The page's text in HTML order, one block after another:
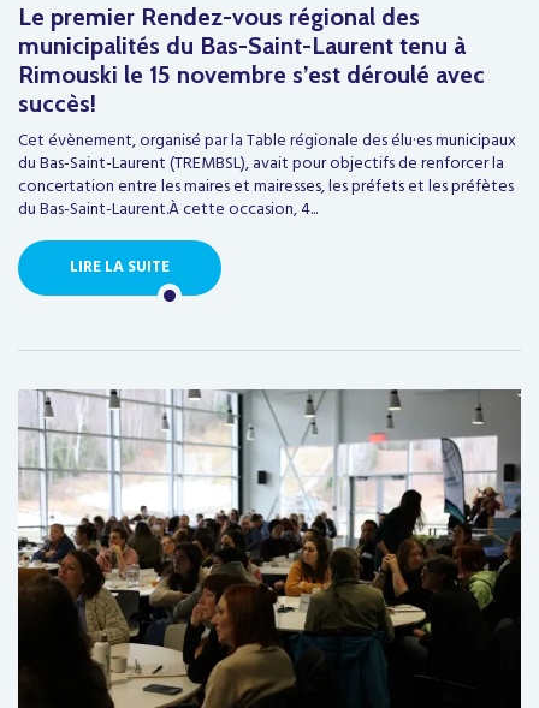
Le premier Rendez-vous régional des
municipalités du Bas-Saint-Laurent tenu à
Rimouski le 15 novembre s’est déroulé avec
succès!
Cet évènement, organisé par la Table régionale des élu·es municipaux
du Bas-Saint-Laurent (TREMBSL), avait pour objectifs de renforcer la
concertation entre les maires et mairesses, les préfets et les préfètes
du Bas-Saint-Laurent.À cette occasion, 4...
LIRE LA SUITE